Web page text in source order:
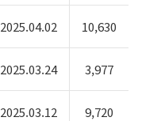
2025.04.02 10,630
2025.03.24 3,977
2025.03.12 9,720